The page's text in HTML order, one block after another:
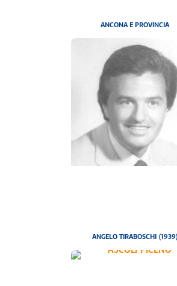
ANCONA E PROVINCIA
ANGELO TIRABOSCHI (1939)